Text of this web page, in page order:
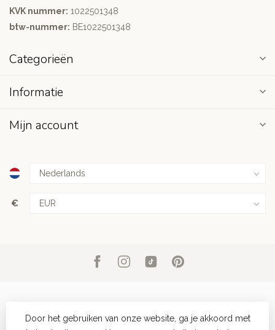
KVK nummer: 1022501348
btw-nummer: BE1022501348
Categorieën
Informatie
Mijn account
€
Door het gebruiken van onze website, ga je akkoord met